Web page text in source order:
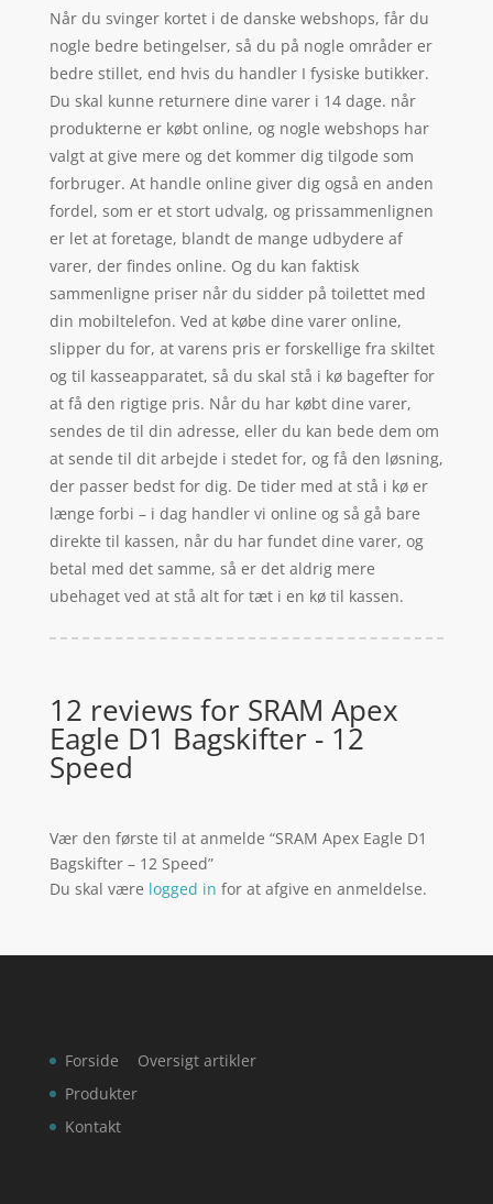
Når du svinger kortet i de danske webshops, får du
nogle bedre betingelser, så du på nogle områder er
bedre stillet, end hvis du handler I fysiske butikker.
Du skal kunne returnere dine varer i 14 dage. når
produkterne er købt online, og nogle webshops har
valgt at give mere og det kommer dig tilgode som
forbruger. At handle online giver dig også en anden
fordel, som er et stort udvalg, og prissammenlignen
er let at foretage, blandt de mange udbydere af
varer, der findes online. Og du kan faktisk
sammenligne priser når du sidder på toilettet med
din mobiltelefon. Ved at købe dine varer online,
slipper du for, at varens pris er forskellige fra skiltet
og til kasseapparatet, så du skal stå i kø bagefter for
at få den rigtige pris. Når du har købt dine varer,
sendes de til din adresse, eller du kan bede dem om
at sende til dit arbejde i stedet for, og få den løsning,
der passer bedst for dig. De tider med at stå i kø er
længe forbi – i dag handler vi online og så gå bare
direkte til kassen, når du har fundet dine varer, og
betal med det samme, så er det aldrig mere
ubehaget ved at stå alt for tæt i en kø til kassen.
12 reviews for SRAM Apex
Eagle D1 Bagskifter - 12
Speed
Vær den første til at anmelde “SRAM Apex Eagle D1
Bagskifter – 12 Speed”
Du skal være logged in for at afgive en anmeldelse.
Forside
Produkter
Kontakt
Oversigt artikler